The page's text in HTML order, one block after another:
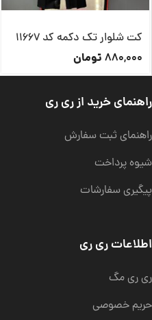
کت شلوار تک دکمه کد 11667
880,000 تومان
راهنمای خرید از ری ری
راهنمای ثبت سفارش
شیوه پرداخت
پیگیری سفارشات
اطلاعات ری ری
ری ری مگ
حریم خصوصی